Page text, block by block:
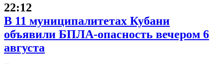
22:12
В 11 муниципалитетах Кубани
объявили БПЛА-опасность вечером 6
августа